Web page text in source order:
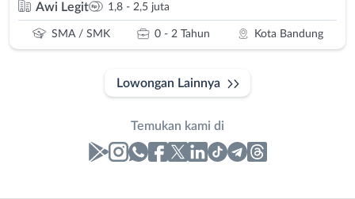
Awi Legit 1,8 - 2,5 juta
SMA / SMK 0 - 2 Tahun Kota Bandung
Lowongan Lainnya
Temukan kami di